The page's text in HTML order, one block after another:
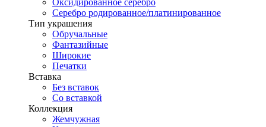
Оксидированное серебро
Серебро родированное/платинированное
Тип украшения
Обручальные
Фантазийные
Широкие
Печатки
Вставка
Без вставок
Со вставкой
Коллекция
Жемчужная